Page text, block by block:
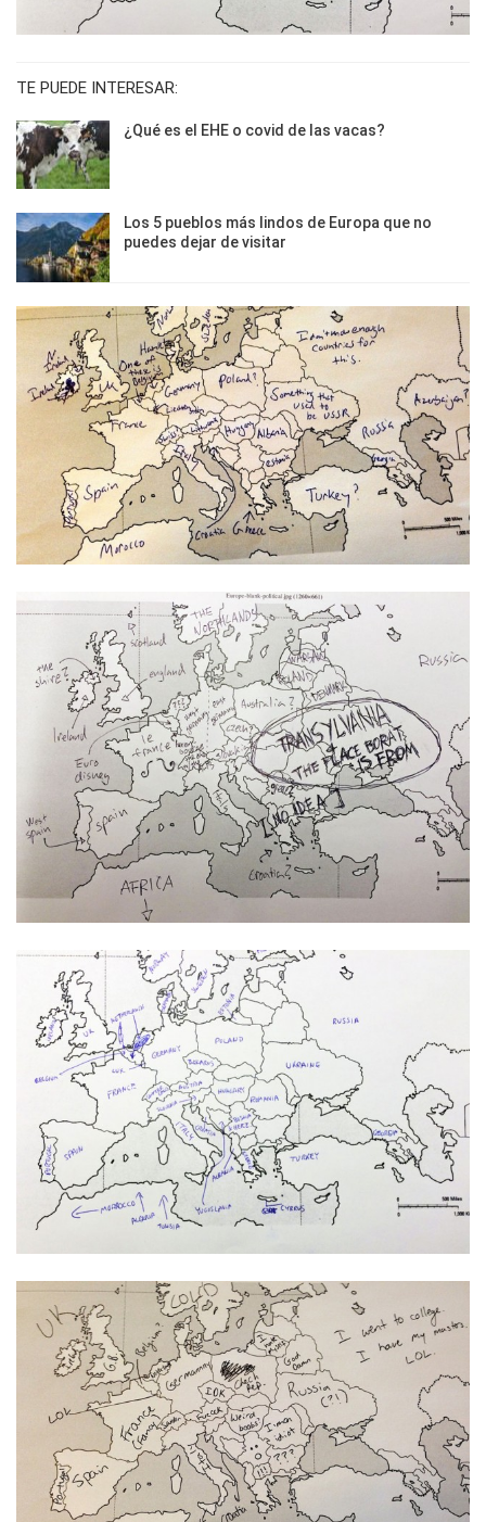
TE PUEDE INTERESAR:
¿Qué es el EHE o covid de las vacas?
Los 5 pueblos más lindos de Europa que no
puedes dejar de visitar